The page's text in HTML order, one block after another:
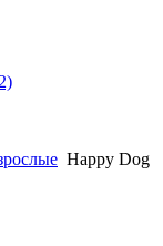
Happy Dog